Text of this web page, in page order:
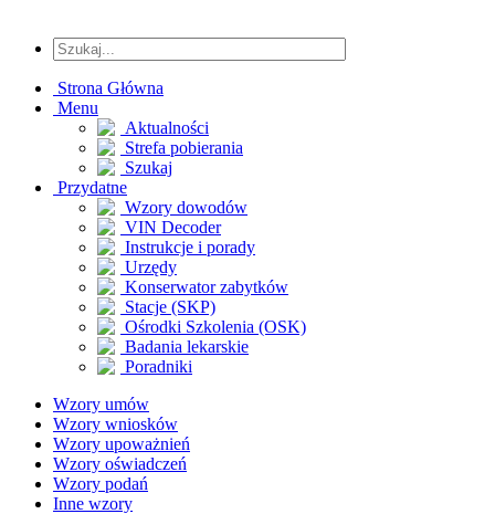
Strona Główna
Menu
Aktualności
Strefa pobierania
Szukaj
Przydatne
Wzory dowodów
VIN Decoder
Instrukcje i porady
Urzędy
Konserwator zabytków
Stacje (SKP)
Ośrodki Szkolenia (OSK)
Badania lekarskie
Poradniki
Wzory umów
Wzory wniosków
Wzory upoważnień
Wzory oświadczeń
Wzory podań
Inne wzory